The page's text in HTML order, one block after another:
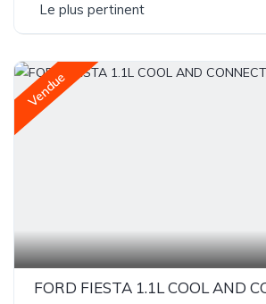
Le plus pertinent
Vendue
FORD FIESTA 1.1L COOL AND